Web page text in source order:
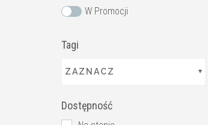
W Promocji
Tagi
ZAZNACZ
Dostępność